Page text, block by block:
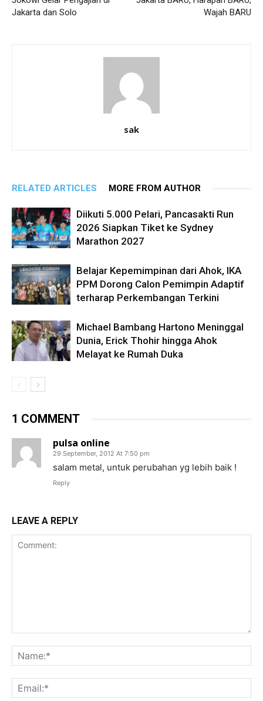
Jakarta dan Solo
Wajah BARU
sak
RELATED ARTICLES MORE FROM AUTHOR
Diikuti 5.000 Pelari, Pancasakti Run
2026 Siapkan Tiket ke Sydney
Marathon 2027
Belajar Kepemimpinan dari Ahok, IKA
PPM Dorong Calon Pemimpin Adaptif
terharap Perkembangan Terkini
Michael Bambang Hartono Meninggal
Dunia, Erick Thohir hingga Ahok
Melayat ke Rumah Duka
1 COMMENT
pulsa online
29 September, 2012 At 7:50 pm
salam metal, untuk perubahan yg lebih baik !
Reply
LEAVE A REPLY